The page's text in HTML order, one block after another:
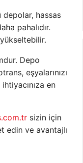
hassas
pahalıdır.
Depo
eşyalarınızı
en
sizin için
edin ve avantajlı